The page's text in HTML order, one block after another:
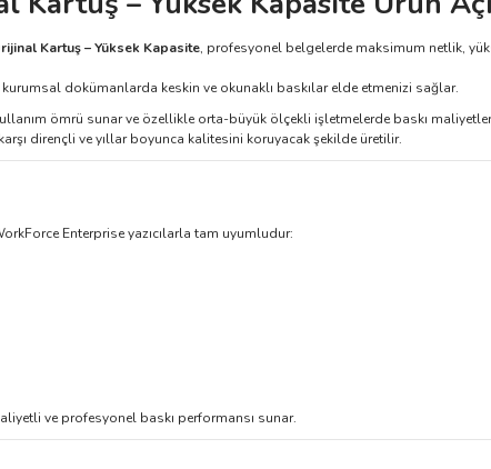
Kartuş – Yüksek Kapasite, profesyonel belgelerde maksimum netlik,
dokümanlarda keskin ve okunaklı baskılar elde etmenizi sağlar.
ömrü sunar ve özellikle orta-büyük ölçekli işletmelerde baskı
dirençli ve yıllar boyunca kalitesini koruyacak şekilde üretilir.
Enterprise yazıcılarla tam uyumludur:
ve profesyonel baskı performansı sunar.